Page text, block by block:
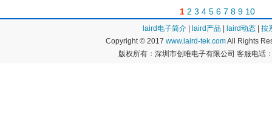
1 2 3 4 5 6 7 8 9 10
laird电子简介 laird产品 laird动态
按
Copyright © 2017 www.laird-tek.comAll Rights
版权所有：深圳市创唯电子有限公司 客服电话